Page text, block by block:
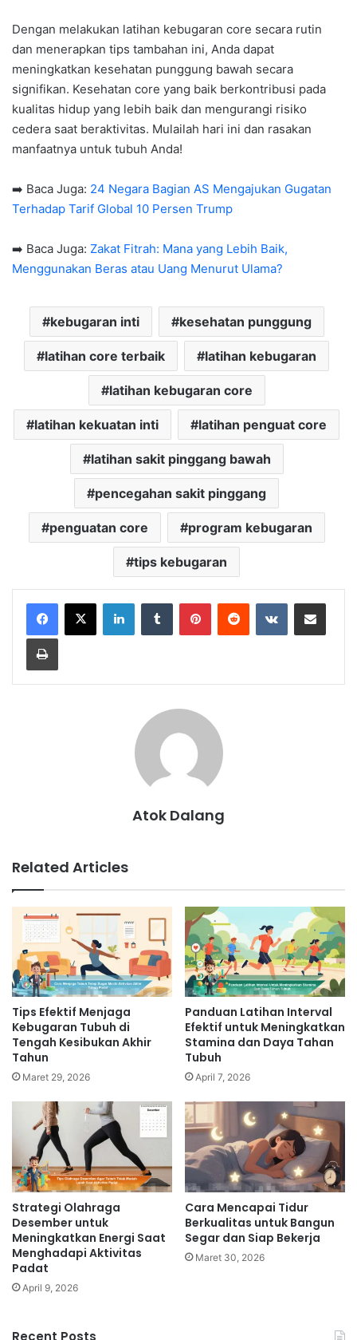
Dengan melakukan latihan kebugaran core secara rutin
dan menerapkan tips tambahan ini, Anda dapat
meningkatkan kesehatan punggung bawah secara
signifikan. Kesehatan core yang baik berkontribusi pada
kualitas hidup yang lebih baik dan mengurangi risiko
cedera saat beraktivitas. Mulailah hari ini dan rasakan
manfaatnya untuk tubuh Anda!
➡️ Baca Juga: 24 Negara Bagian AS Mengajukan Gugatan
Terhadap Tarif Global 10 Persen Trump
➡️ Baca Juga: Zakat Fitrah: Mana yang Lebih Baik,
Menggunakan Beras atau Uang Menurut Ulama?
kebugaran inti kesehatan punggung
latihan core terbaik latihan kebugaran
latihan kebugaran core
latihan kekuatan inti latihan penguat core
latihan sakit pinggang bawah
pencegahan sakit pinggang
penguatan core program kebugaran
tips kebugaran
LinkedInTumblr PinterestReddit VKontakteShare via Email
Print
Atok Dalang
Related Articles
Tips Efektif Menjaga
Kebugaran Tubuh di
Tengah Kesibukan Akhir
Tahun
Maret 29, 2026
Panduan Latihan Interval
Efektif untuk Meningkatkan
Stamina dan Daya Tahan
Tubuh
April 7, 2026
Strategi Olahraga
Desember untuk
Meningkatkan Energi Saat
Menghadapi Aktivitas
Padat
April 9, 2026
Cara Mencapai Tidur
Berkualitas untuk Bangun
Segar dan Siap Bekerja
Maret 30, 2026
Recent Posts